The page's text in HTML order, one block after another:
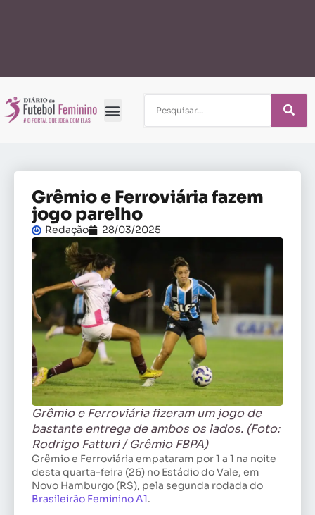
Grêmio e Ferroviária fazem
jogo parelho
Redação 28/03/2025
Grêmio e Ferroviária fizeram um jogo de
bastante entrega de ambos os lados. (Foto:
Rodrigo Fatturi / Grêmio FBPA)
Grêmio e Ferroviária empataram por 1 a 1 na noite
desta quarta-feira (26) no Estádio do Vale, em
Novo Hamburgo (RS), pela segunda rodada do
Brasileirão Feminino A1.